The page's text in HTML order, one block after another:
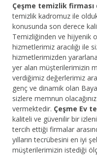
Çeşme temizlik firması
temizlik kadromuz ile
konusunda son derece
Temizliğinden ve hijyenik
hizmetlerimiz aracılığı ile
hizmetlerimizden
yer alan müşterilerimizin
verdiğimiz değerlerimiz
genç ve dinamik olan
sizlere memnun
vermektedir. Çeşme Ev
kaliteli ve güvenilir bir
tercih ettiği firmalar
yılların tecrübesini en iyi
müşterilerimizin istediği